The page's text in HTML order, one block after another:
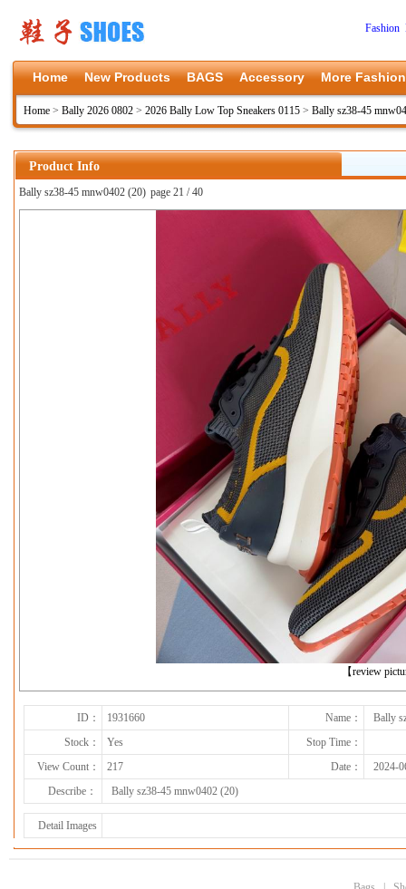
Fashion
Home New Products BAGS Accessory More Fashion
Home > Bally 2026 0802 > 2026 Bally Low Top Sneakers 0115 > Bally sz38-45
Product Info
Bally sz38-45 mnw0402 (20) page 21 / 40
【review
下一张
ID： 1931660 Name：
Bally
Stock：
Yes
Stop Time：
View Count：
217 Date：
2024-
Describe：
Bally sz38-45 mnw0402 (20)
Detail Images